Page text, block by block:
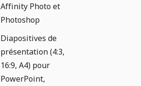
Affinity Photo et
Photoshop
Diapositives de
présentation (4:3,
16:9, A4) pour
PowerPoint,